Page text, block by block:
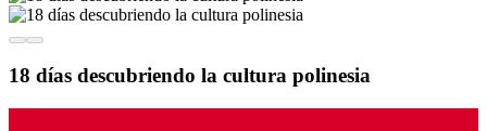
18 días descubriendo la cultura polinesia